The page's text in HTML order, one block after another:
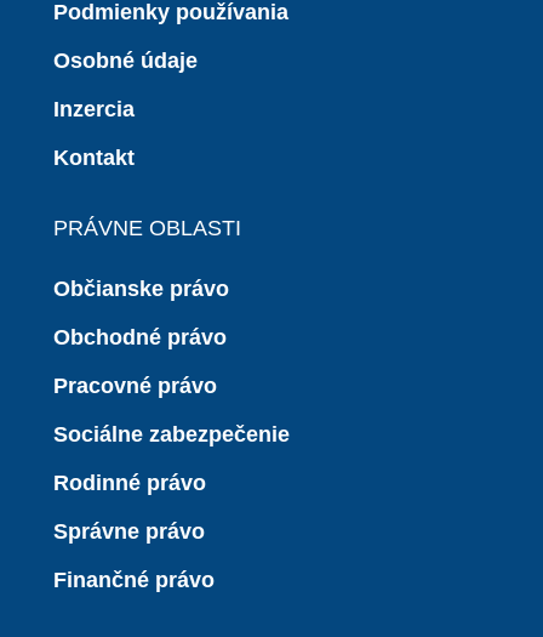
Podmienky používania
Osobné údaje
Inzercia
Kontakt
PRÁVNE OBLASTI
Občianske právo
Obchodné právo
Pracovné právo
Sociálne zabezpečenie
Rodinné právo
Správne právo
Finančné právo